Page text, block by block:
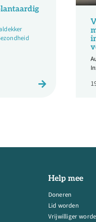
Help mee
Doneren
Lid worden
Vrijwilliger